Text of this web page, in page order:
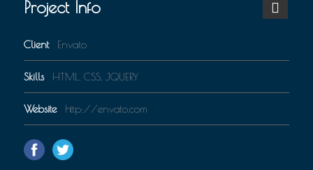
Project Info
Client Envato
Skills HTML, CSS, JQUERY
Website http://envato.com